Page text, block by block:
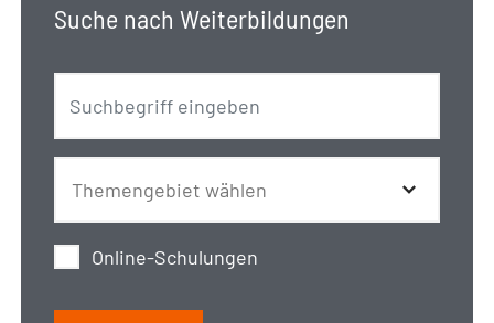
Suche nach Weiterbildungen
Online-Schulungen